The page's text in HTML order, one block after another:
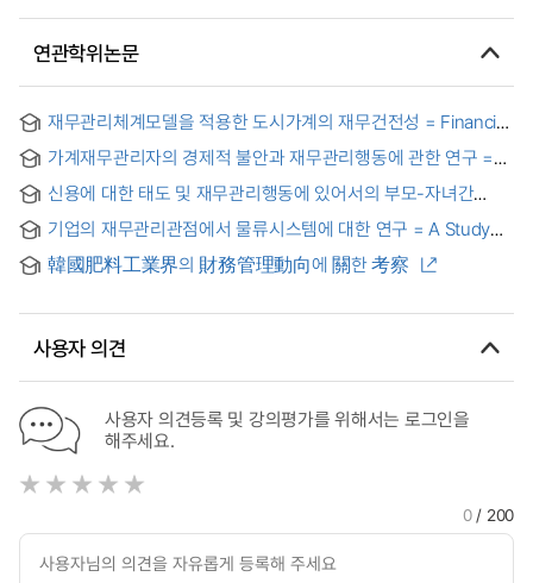
연관학위논문
재무관리체계모델을 적용한 도시가계의 재무건전성 = Financial
systems model on financial management
가계재무관리자의 경제적 불안과 재무관리행동에 관한 연구 =
Management Behavior of the Household Financial
Managers.
신용에 대한 태도 및 재무관리행동에 있어서의 부모-자녀간
Adolescents and Their Parents in Credit Attitude and
Financial Management Behavior
기업의 재무관리관점에서 물류시스템에 대한 연구 = A Study
on the Logistics System from the Perspective of Corporate
Financial Management
韓國肥料工業界의 財務管理動向에 關한 考察
사용자 의견
사용자 의견등록 및 강의평가를 위해서는 로그인을
해주세요.
0/ 200